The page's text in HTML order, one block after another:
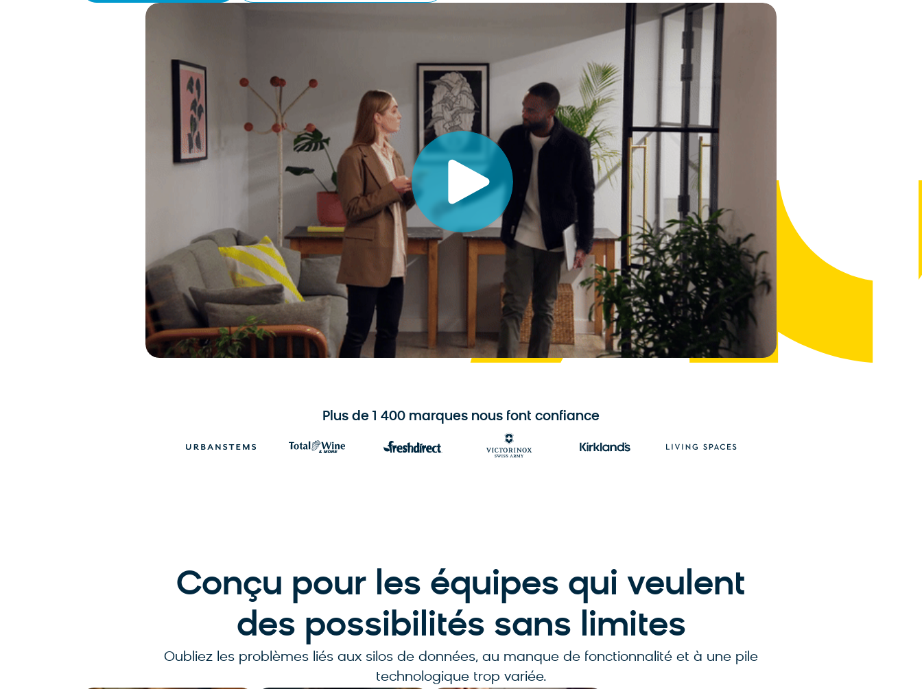
Plus de 1 400 marques nous font confiance
Conçu pour les équipes qui veulent
des possibilités sans limites
Oubliez les problèmes liés aux silos de données, au manque de fonctionnalité et à une pile
technologique trop variée.